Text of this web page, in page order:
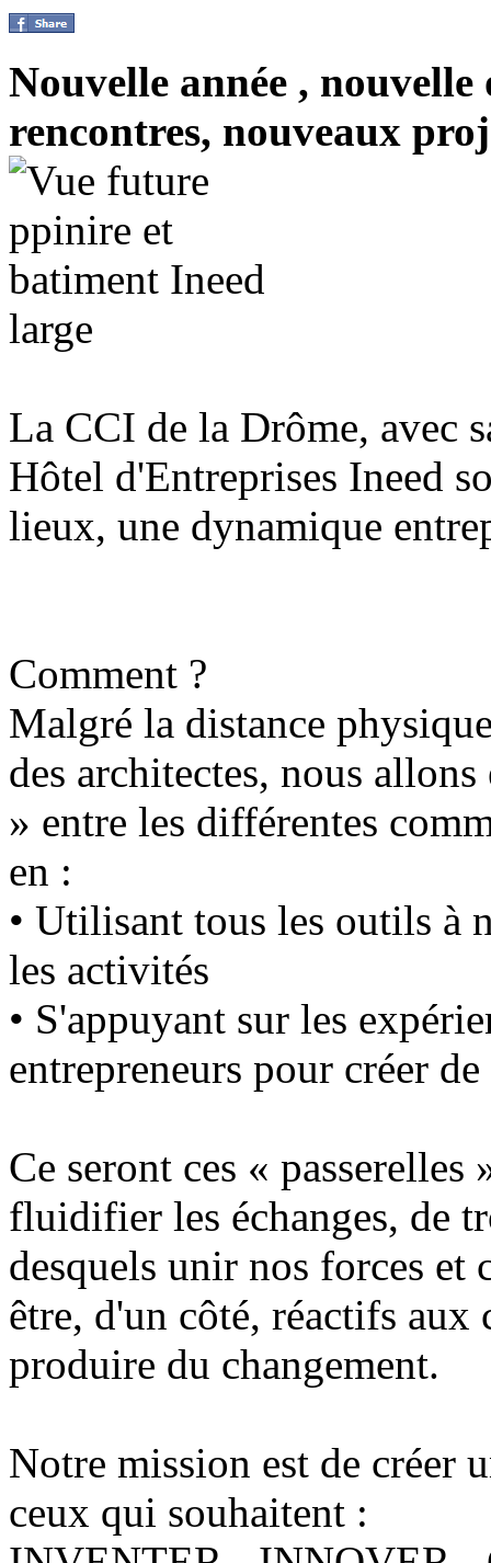
Nouvelle année ,
rencontres, nouveaux
La CCI de la Drôme, avec
Hôtel d'Entreprises Ineed
lieux, une dynamique
Comment ?
Malgré la distance
des architectes, nous
» entre les différentes
en :
• Utilisant tous les outils à
les activités
• S'appuyant sur les
entrepreneurs pour créer
Ce seront ces «
fluidifier les échanges, de
desquels unir nos forces et
être, d'un côté, réactifs aux
produire du changement.
Notre mission est de créer
ceux qui souhaitent :